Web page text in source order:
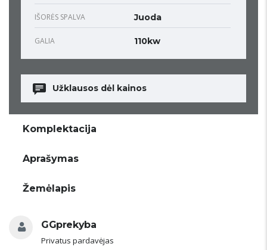
IŠORĖS SPALVA Juoda
GALIA 110kw
Užklausos dėl kainos
Komplektacija
Aprašymas
Žemėlapis
GGprekyba
Privatus pardavėjas